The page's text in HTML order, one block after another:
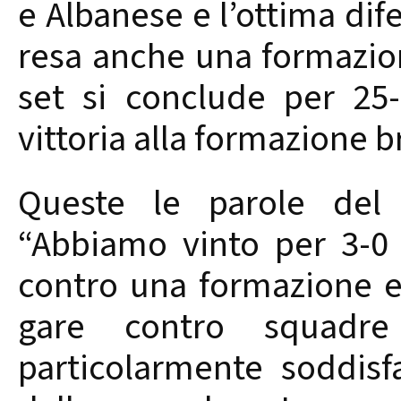
e Albanese e l’ottima
resa anche una
set si conclude per
vittoria alla formazione
Queste le parole del
“Abbiamo vinto per 3-
contro una formazione
gare contro
particolarmente